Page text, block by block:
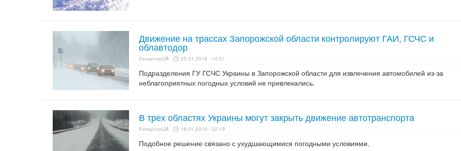
Движение на трассах Запорожской области контролируют ГАИ, ГСЧС и
облавтодор
РепортерUA 25.01.2016 - 10:01
Подразделения ГУ ГСЧС Украины в Запорожской области для извлечения автомобилей из-за
неблагоприятных погодных условий не привлекались.
В трех областях Украины могут закрыть движение автотранспорта
РепортерUA 18.01.2016 - 22:19
Подобное решение связано с ухудшающимися погодными условиями.